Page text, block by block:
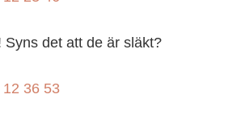
Syns det att de är släkt?